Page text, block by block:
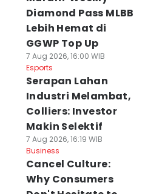
Diamond Pass MLBB
Lebih Hemat di
GGWP Top Up
7 Aug 2026, 16:00 WIB
Esports
Serapan Lahan
Industri Melambat,
Colliers: Investor
Makin Selektif
7 Aug 2026, 16:19 WIB
Business
Cancel Culture:
Why Consumers